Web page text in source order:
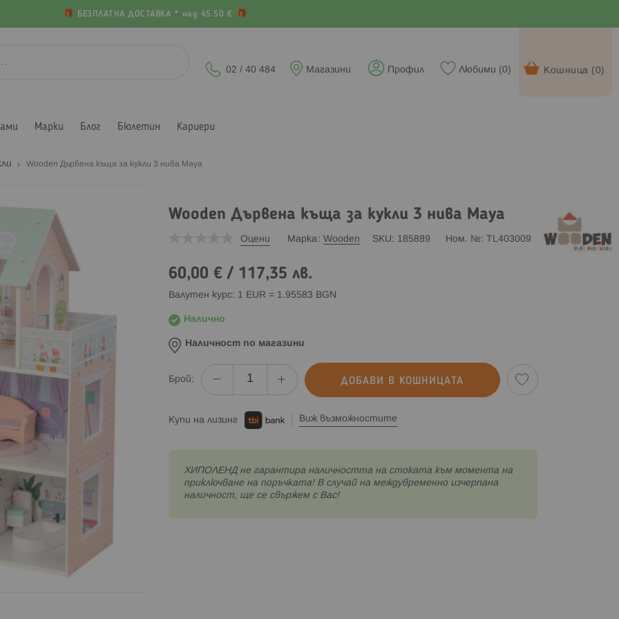
БЕЗПЛАТНА ДОСТАВКА * над 45.50 €
Кошница (0)
Любими (0)
Профил
Магазини
02 / 40 484
Марки Блог Бюлетин Кариери
Wooden Дървена къща за кукли 3 нива Maya
Wooden Дървена къща за кукли 3 нива Maya
Оцени Марка Wooden SKU 185889 Ном. № TL403009
60,00 €/ 117,35 лв.
Валутен курс: 1 EUR = 1.95583 BGN
Налично
Наличност по магазини
Брой: ДОБАВИ В КОШНИЦАТА
Купи на лизинг Виж възможностите
XИПОЛЕНД не гарантира наличността на стоката към момента на
приключване на поръчката! В случай на междувременно изчерпана
наличност, ще се свържем с Вас!